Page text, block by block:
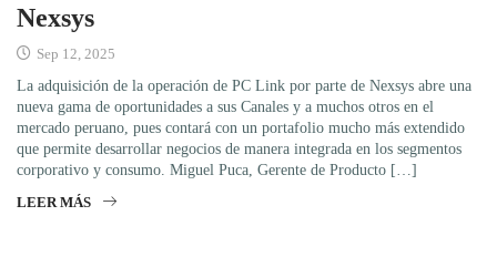
Nexsys
Sep 12, 2025
La adquisición de la operación de PC Link por parte de Nexsys abre una
nueva gama de oportunidades a sus Canales y a muchos otros en el
mercado peruano, pues contará con un portafolio mucho más extendido
que permite desarrollar negocios de manera integrada en los segmentos
corporativo y consumo. Miguel Puca, Gerente de Producto […]
LEER MÁS